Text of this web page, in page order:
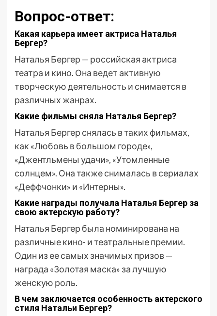
Вопрос-ответ:
Какая карьера имеет актриса Наталья
Бергер?
Наталья Бергер — российская актриса
театра и кино. Она ведет активную
творческую деятельность и снимается в
различных жанрах.
Какие фильмы сняла Наталья Бергер?
Наталья Бергер снялась в таких фильмах,
как «Любовь в большом городе»,
«Джентльмены удачи», «Утомленные
солнцем». Она также снималась в сериалах
«Деффчонки» и «Интерны».
Какие награды получала Наталья Бергер за
свою актерскую работу?
Наталья Бергер была номинирована на
различные кино- и театральные премии.
Один из ее самых значимых призов —
награда «Золотая маска» за лучшую
женскую роль.
В чем заключается особенность актерского
стиля Натальи Бергер?